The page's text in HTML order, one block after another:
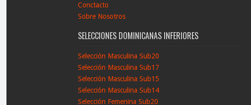
Conctacto
Sobre Nosotros
SELECCIONES DOMINICANAS INFERIORES
Selección Masculina Sub20
Selección Masculina Sub17
Selección Masculina Sub15
Selección Masculina Sub14
Selección Femenina Sub20